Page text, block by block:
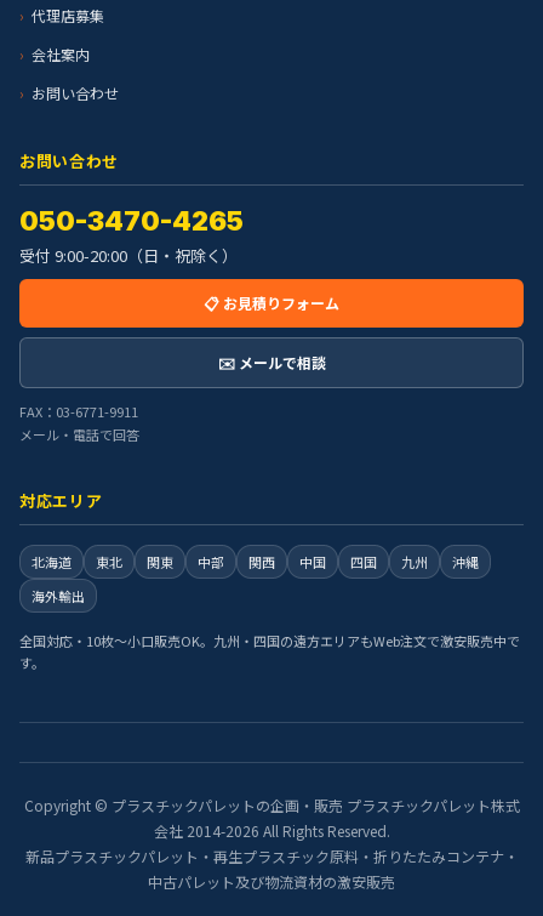
代理店募集
会社案内
お問い合わせ
お問い合わせ
050-3470-4265
受付 9:00-20:00（日・祝除く）
📋 お見積りフォーム
✉️ メールで相談
FAX：03-6771-9911
メール・電話で回答
対応エリア
北海道 東北 関東 中部 関西 中国 四国 九州
沖縄
海外輸出
全国対応・10枚〜小口販売OK。九州・四国の遠方エリアもWeb注文で激安販売中で
す。
Copyright © プラスチックパレットの企画・販売 プラスチックパレット株式
会社 2014-2026 All Rights Reserved.
新品プラスチックパレット・再生プラスチック原料・折りたたみコンテナ・
中古パレット及び物流資材の激安販売